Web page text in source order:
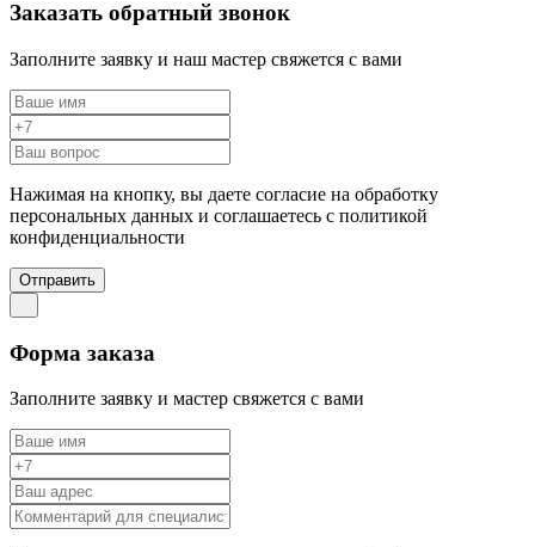
Заказать обратный звонок
Заполните заявку и наш мастер свяжется с вами
Нажимая на кнопку, вы даете согласие на обработку
персональных данных и соглашаетесь c политикой
конфиденциальности
Отправить
Форма заказа
Заполните заявку и мастер свяжется с вами